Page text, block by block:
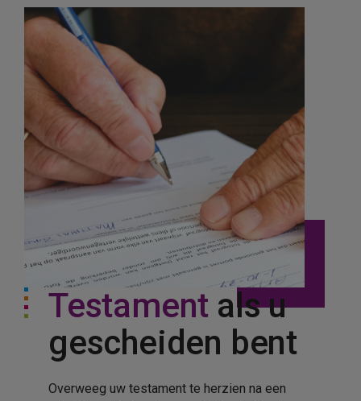
Testament als u
gescheiden bent
Overweeg uw testament te herzien na een